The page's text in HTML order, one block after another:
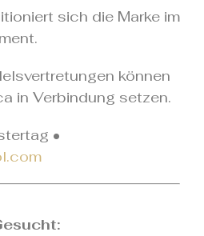
sich die Marke im
können
in Verbindung setzen.
•